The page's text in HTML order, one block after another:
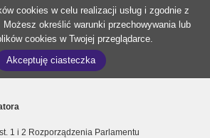
cookies w celu realizacji usług i zgodnie z
Możesz określić warunki przechowywania lub
cookies w Twojej przeglądarce.
Akceptuję ciasteczka
1 i 2 Rozporządzenia Parlamentu